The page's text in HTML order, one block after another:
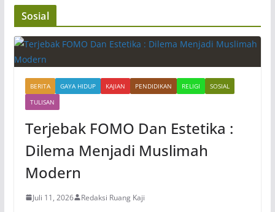
Sosial
BERITA GAYA HIDUP KAJIAN PENDIDIKAN RELIGI
SOSIAL
TULISAN
Terjebak FOMO Dan Estetika :
Dilema Menjadi Muslimah
Modern
Juli 11, 2026 Redaksi Ruang Kaji